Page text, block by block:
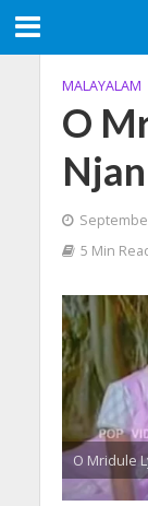
MALAYALAM
O
5 Min
O Mridule